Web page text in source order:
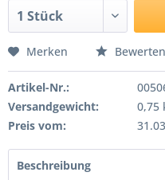
Merken Bewerten
Artikel-Nr.:
Versandgewicht:
0,75
Preis vom:
Beschreibung